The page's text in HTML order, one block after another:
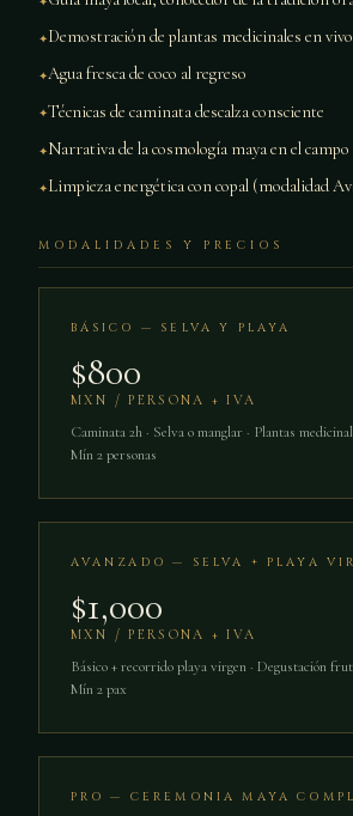
Demostración de plantas medicinales en vivo
Agua fresca de coco al regreso
Técnicas de caminata descalza consciente
Narrativa de la cosmología maya en el campo
Limpieza energética con copal (modalidad
MODALIDADES Y PRECIOS
BÁSICO — SELVA Y PLAYA
$800
MXN / PERSONA + IVA
Caminata 2h · Selva o manglar · Plantas
Mín 2 personas
AVANZADO — SELVA + PLAYA
$1,000
MXN / PERSONA + IVA
Básico + recorrido playa virgen · Degustación
Mín 2 pax
PRO — CEREMONIA MAYA